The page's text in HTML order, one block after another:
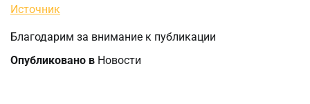
Источник
Благодарим за внимание к публикации
Опубликовано в Новости